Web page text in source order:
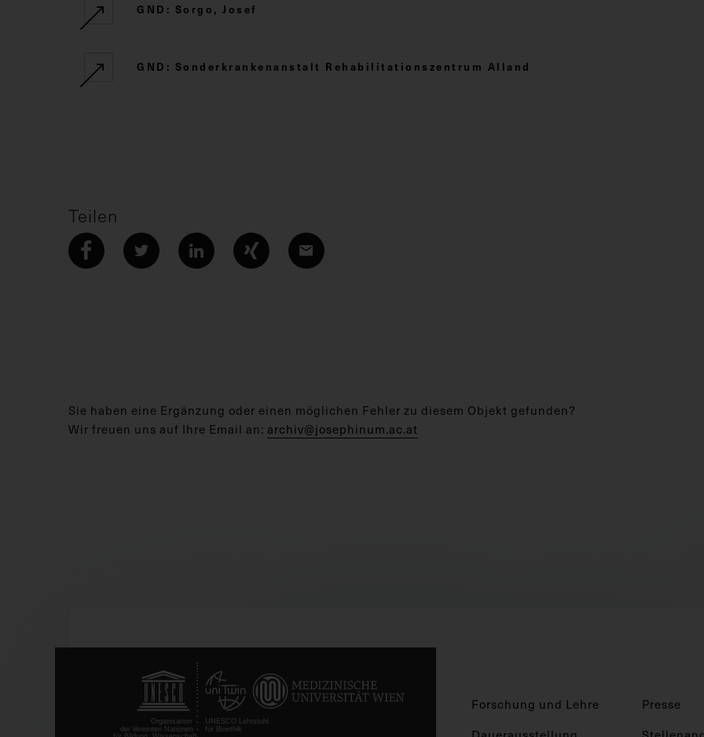
GND: Sorgo, Josef
GND: Sonderkrankenanstalt Rehabilitationszentrum Alland
Teilen
Sie haben eine Ergänzung oder einen möglichen Fehler zu diesem Objekt gefunden?
Wir freuen uns auf Ihre Email an: archiv@josephinum.ac.at
Forschung und Lehre
Presse